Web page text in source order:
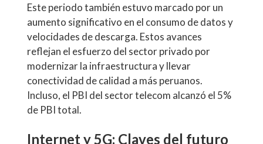
Este periodo también estuvo marcado por un
aumento significativo en el consumo de datos y
velocidades de descarga. Estos avances
reflejan el esfuerzo del sector privado por
modernizar la infraestructura y llevar
conectividad de calidad a más peruanos.
Incluso, el PBI del sector telecom alcanzó el 5%
de PBI total.
Internet y 5G: Claves del futuro